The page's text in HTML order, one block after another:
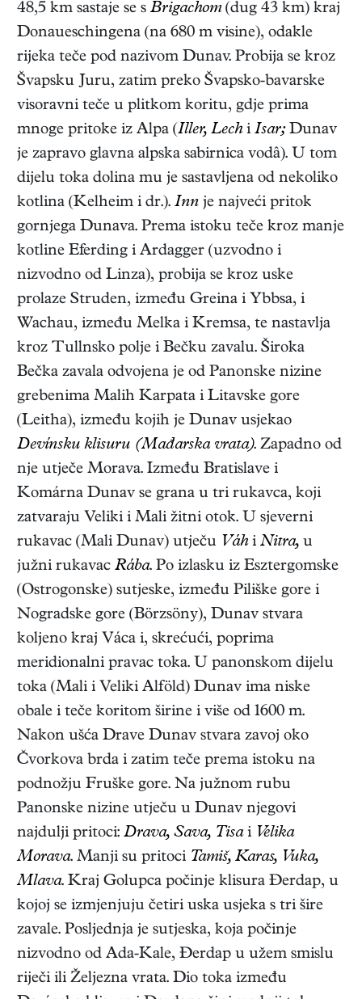
48,5 km sastaje se s Brigachom(dug 43 km) kraj
Donaueschingena (na 680 m visine), odakle
rijeka teče pod nazivom Dunav. Probija se kroz
Švapsku Juru, zatim preko Švapsko-bavarske
visoravni teče u plitkom koritu, gdje prima
mnoge pritoke iz Alpa (Iller, Lechi Isar;Dunav
je zapravo glavna alpska sabirnica vodâ). U tom
dijelu toka dolina mu je sastavljena od nekoliko
kotlina (Kelheim i dr.). Inn je najveći pritok
gornjega Dunava. Prema istoku teče kroz manje
kotline Eferding i Ardagger (uzvodno i
nizvodno od Linza), probija se kroz uske
prolaze Struden, između Greina i Ybbsa, i
Wachau, između Melka i Kremsa, te nastavlja
kroz Tullnsko polje i Bečku zavalu. Široka
Bečka zavala odvojena je od Panonske nizine
grebenima Malih Karpata i Litavske gore
(Leitha), između kojih je Dunav usjekao
Devínsku klisuru (Mađarska vrata). Zapadno od
nje utječe Morava. Između Bratislave i
Komárna Dunav se grana u tri rukavca, koji
zatvaraju Veliki i Mali žitni otok. U sjeverni
rukavac (Mali Dunav) utječu Váhi Nitra, u
južni rukavac Rába. Po izlasku iz Esztergomske
(Ostrogonske) sutjeske, između Piliške gore i
Nogradske gore (Börzsöny), Dunav stvara
koljeno kraj Váca i, skrećući, poprima
meridionalni pravac toka. U panonskom dijelu
toka (Mali i Veliki Alföld) Dunav ima niske
obale i teče koritom širine i više od 1600 m.
Nakon ušća Drave Dunav stvara zavoj oko
Čvorkova brda i zatim teče prema istoku na
podnožju Fruške gore. Na južnom rubu
Panonske nizine utječu u Dunav njegovi
najdulji pritoci: Drava, Sava, Tisai Velika
Morava. Manji su pritoci Tamiš, Karas, Vuka,
Mlava. Kraj Golupca počinje klisura Đerdap, u
kojoj se izmjenjuju četiri uska usjeka s tri šire
zavale. Posljednja je sutjeska, koja počinje
nizvodno od Ada-Kale, Đerdap u užem smislu
riječi ili Željezna vrata. Dio toka između